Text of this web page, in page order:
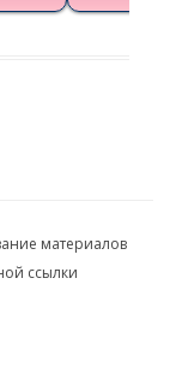
материалов
ссылки